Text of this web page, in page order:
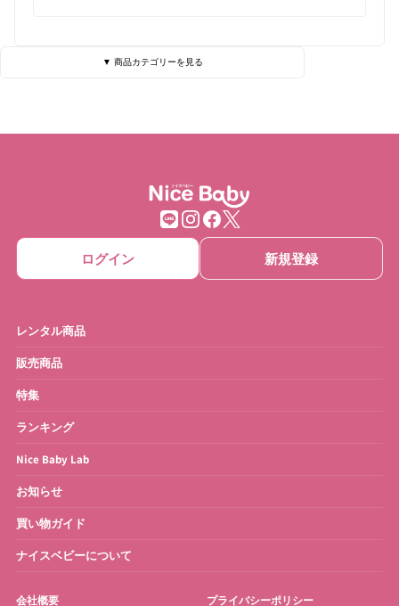
▼ 商品カテゴリーを見る
抱っこひも
ベビーサークル
ベビーバス
お宮参り・お祝い衣装
ログイン 新規登録
レンタル商品
販売商品
特集
ランキング
Nice Baby Lab
お知らせ
買い物ガイド
ナイスベビーについて
会社概要 プライバシーポリシー